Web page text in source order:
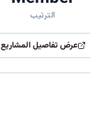
الترتيب
عرض تفاصيل المشاريع